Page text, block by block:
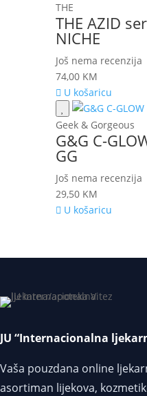
THE
THE AZID
NICHE
Još nema recenzija
74,00 KM
U košaricu
Geek & Gorgeous
G&G C-
GG
Još nema recenzija
29,50 KM
U košaricu
JU “Internacionalna
Vaša pouzdana online
asortiman lijekova,